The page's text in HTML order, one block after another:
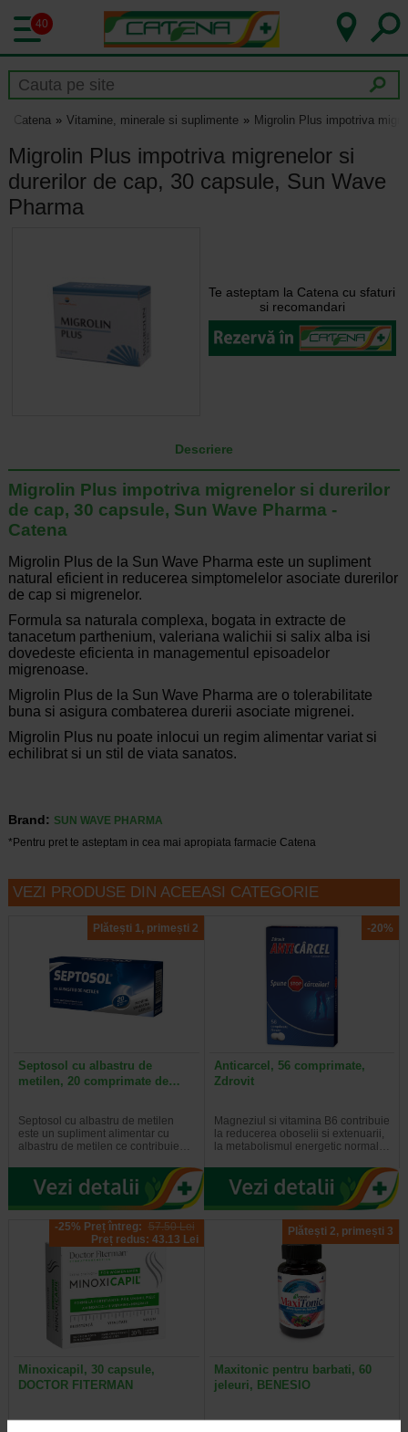
40
Catena Vitamine, minerale si suplimente Migrolin Plus impotriva
Migrolin Plus impotriva migrenelor si
durerilor de cap, 30 capsule, Sun Wave
Pharma
Te asteptam la Catena cu sfaturi
si recomandari
Descriere
Migrolin Plus impotriva migrenelor si durerilor
de cap, 30 capsule, Sun Wave Pharma -
Catena
Migrolin Plus de la Sun Wave Pharma este un supliment
natural eficient in reducerea simptomelelor asociate durerilor
de cap si migrenelor.
Formula sa naturala complexa, bogata in extracte de
tanacetum parthenium, valeriana walichii si salix alba isi
dovedeste eficienta in managementul episoadelor
migrenoase.
Migrolin Plus de la Sun Wave Pharma are o tolerabilitate
buna si asigura combaterea durerii asociate migrenei.
Migrolin Plus nu poate inlocui un regim alimentar variat si
echilibrat si un stil de viata sanatos.
Brand: SUN WAVE PHARMA
*Pentru pret te asteptam in cea mai apropiata farmacie Catena
VEZI PRODUSE DIN ACEEASI CATEGORIE
Plătești 1, primești 2
Septosol cu albastru de
metilen, 20 comprimate de…
Septosol cu albastru de metilen
este un supliment alimentar cu
albastru de metilen ce contribuie…
-20%
Anticarcel, 56 comprimate,
Zdrovit
Magneziul si vitamina B6 contribuie
la reducerea oboselii si extenuarii,
la metabolismul energetic normal…
-25% Preț întreg: 57.50 Lei
Preț redus: 43.13 Lei
Minoxicapil, 30 capsule,
DOCTOR FITERMAN
Doctor Fiterman MINOXICAPIL este
Plătești 2, primești 3
Maxitonic pentru barbati, 60
jeleuri, BENESIO
Benesio MaxiTonic jeleuri pentru